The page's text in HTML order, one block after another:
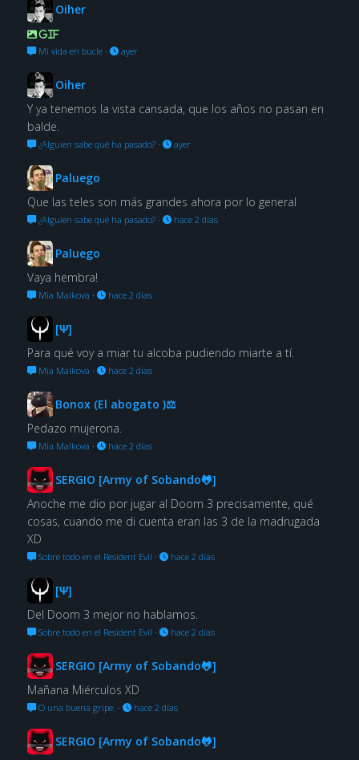
Oiher
GIF
Mi vida en bucle· ayer
Oiher
Y ya tenemos la vista cansada, que los años no pasan en
balde.
¿Alguien sabe qué ha pasado?· ayer
Paluego
Que las teles son más grandes ahora por lo general
¿Alguien sabe qué ha pasado?· hace 2 días
Paluego
Vaya hembra!
Mia Malkova · hace 2 días
[Ψ]
Para qué voy a miar tu alcoba pudiendo miarte a tí.
Mia Malkova · hace 2 días
Bonox (El abogato )⚖
Pedazo mujerona.
Mia Malkova · hace 2 días
SERGIO [Army of Sobando🐸]
Anoche me dio por jugar al Doom 3 precisamente, qué
cosas, cuando me di cuenta eran las 3 de la madrugada
XD
Sobre todo en el Resident Evil · hace 2 días
[Ψ]
Del Doom 3 mejor no hablamos.
Sobre todo en el Resident Evil · hace 2 días
SERGIO [Army of Sobando🐸]
Mañana Miérculos XD
O una buena gripe. · hace 2 días
SERGIO [Army of Sobando🐸]